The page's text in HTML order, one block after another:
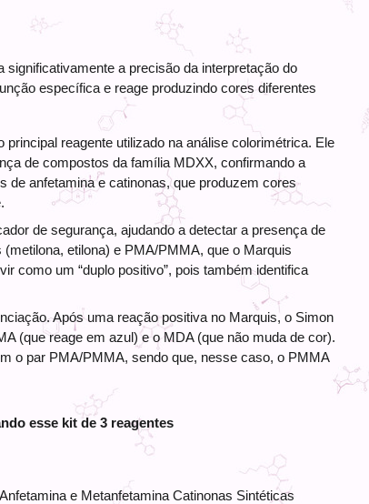
a precisão da interpretação do
específica e reage produzindo cores diferentes
principal reagente utilizado na análise colorimétrica. Ele
de compostos da família MDXX, confirmando a
de anfetamina e catinonas, que produzem cores
de segurança, ajudando a detectar a presença de
etilona) e PMA/PMMA, que o Marquis
como um “duplo positivo”, pois também identifica
Após uma reação positiva no Marquis, o Simon
(que reage em azul) e o MDA (que não muda de cor).
o par PMA/PMMA, sendo que, nesse caso, o PMMA
esse kit de 3 reagentes
e Metanfetamina Catinonas Sintéticas